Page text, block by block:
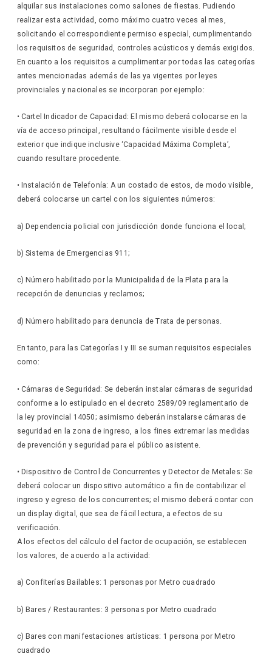
alquilar sus instalaciones como salones de fiestas. Pudiendo
realizar esta actividad, como máximo cuatro veces al mes,
solicitando el correspondiente permiso especial, cumplimentando
los requisitos de seguridad, controles acústicos y demás exigidos.
En cuanto a los requisitos a cumplimentar por todas las categorías
antes mencionadas además de las ya vigentes por leyes
provinciales y nacionales se incorporan por ejemplo:
• Cartel Indicador de Capacidad: El mismo deberá colocarse en la
vía de acceso principal, resultando fácilmente visible desde el
exterior que indique inclusive ‘Capacidad Máxima Completa’,
cuando resultare procedente.
• Instalación de Telefonía: A un costado de estos, de modo visible,
deberá colocarse un cartel con los siguientes números:
a) Dependencia policial con jurisdicción donde funciona el local;
b) Sistema de Emergencias 911;
c) Número habilitado por la Municipalidad de la Plata para la
recepción de denuncias y reclamos;
d) Número habilitado para denuncia de Trata de personas.
En tanto, para las Categorías I y III se suman requisitos especiales
como:
• Cámaras de Seguridad: Se deberán instalar cámaras de seguridad
conforme a lo estipulado en el decreto 2589/09 reglamentario de
la ley provincial 14050; asimismo deberán instalarse cámaras de
seguridad en la zona de ingreso, a los fines extremar las medidas
de prevención y seguridad para el público asistente.
• Dispositivo de Control de Concurrentes y Detector de Metales: Se
deberá colocar un dispositivo automático a fin de contabilizar el
ingreso y egreso de los concurrentes; el mismo deberá contar con
un display digital, que sea de fácil lectura, a efectos de su
verificación.
A los efectos del cálculo del factor de ocupación, se establecen
los valores, de acuerdo a la actividad:
a) Confiterías Bailables: 1 personas por Metro cuadrado
b) Bares / Restaurantes: 3 personas por Metro cuadrado
c) Bares con manifestaciones artísticas: 1 persona por Metro
cuadrado